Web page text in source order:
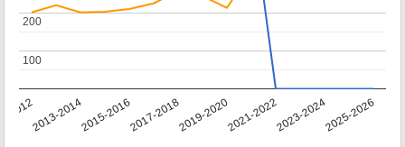
20122013-20142015-20162017-20182019-20202021-20222023-20242025-2026
100
100
200
200